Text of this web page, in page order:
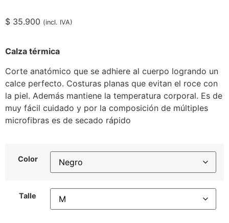
$ 35.900 (incl. IVA)
Calza térmica
Corte anatómico que se adhiere al cuerpo logrando un
calce perfecto. Costuras planas que evitan el roce con
la piel. Además mantiene la temperatura corporal. Es de
muy fácil cuidado y por la composición de múltiples
microfibras es de secado rápido
Color
Talle